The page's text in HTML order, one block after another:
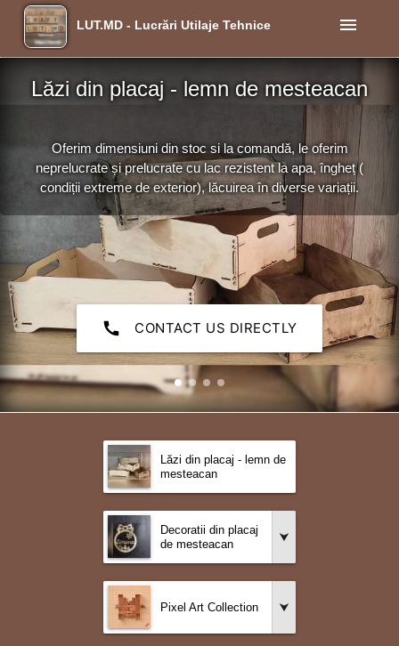
LUT.MD - Lucrări Utilaje Tehnice menu
call CONTACT US DIRECTLY
Lăzi din placaj - lemn de mesteacan
Oferim dimensiuni din stoc si la comandă, le oferim
neprelucrate și prelucrate cu lac rezistent la apa, îngheț (
condiții extreme de exterior), lăcuirea în diverse variații.
Lăzi din placaj - lemn de
mesteacan
Decoratii din placaj
de mesteacan
Pixel Art Collection